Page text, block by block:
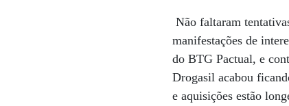
Não faltaram
manifestações de
do BTG Pactual, e
Drogasil acabou
e aquisições estão